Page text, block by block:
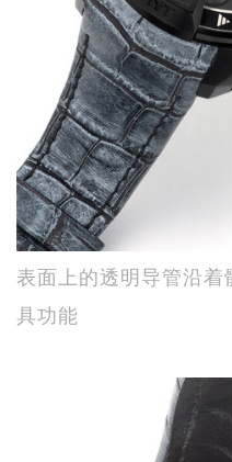
表面上的透明导管沿
具功能